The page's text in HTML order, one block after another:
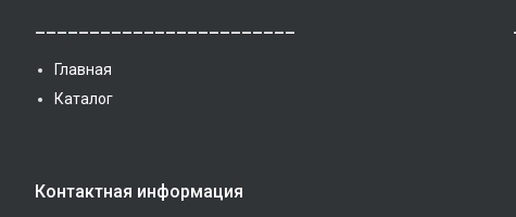
Главная
Каталог